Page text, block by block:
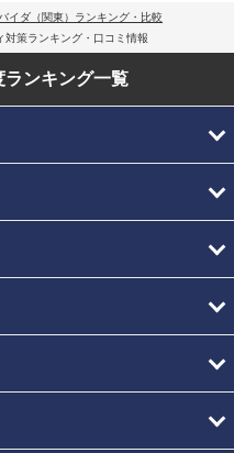
イダ（関東）ランキング・比較
対策ランキング・口コミ情報
ランキング一覧